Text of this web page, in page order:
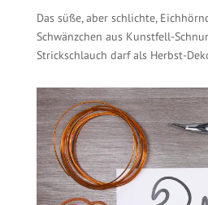
Das süße, aber schlichte,
Schwänzchen aus Kunstfell-
Strickschlauch darf als Herbst-